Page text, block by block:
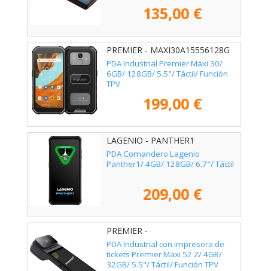
135,00 €
PREMIER - MAXI30A15556128G
PDA Industrial Premier Maxi 30/
6GB/ 128GB/ 5.5"/ Táctil/ Función
TPV
199,00 €
LAGENIO - PANTHER1
PDA Comandero Lagenio
Panther1/ 4GB/ 128GB/ 6.7"/ Táctil
209,00 €
PREMIER -
MAXI52Z55144324G58
PDA Industrial con impresora de
tickets Premier Maxi 52 Z/ 4GB/
32GB/ 5.5"/ Táctil/ Función TPV